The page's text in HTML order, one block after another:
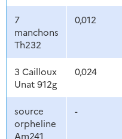
7
manchons
Th232
0,012
3 Cailloux
Unat 912g
0,024
source
orpheline
Am241
-